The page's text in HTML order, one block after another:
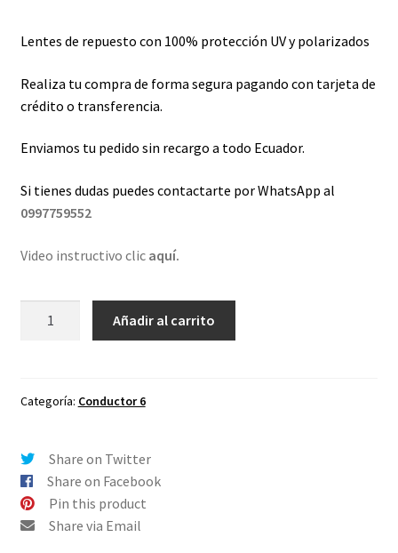
Lentes de repuesto con 100% protección UV y polarizados
Realiza tu compra de forma segura pagando con tarjeta de
crédito o transferencia.
Enviamos tu pedido sin recargo a todo Ecuador.
Si tienes dudas puedes contactarte por WhatsApp al
0997759552
Video instructivo clic aquí.
Oakley
Dorado
Espejo
cantidad
Añadir al carrito
Categoría: Conductor 6
Share on Twitter
Share on Facebook
Pin this product
Share via Email